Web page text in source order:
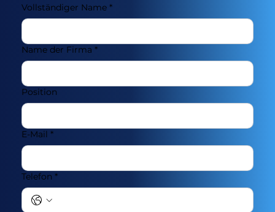
Vollständiger Name *
Name der Firma *
Position
E-Mail *
Telefon *